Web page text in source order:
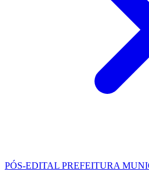
PÓS-EDITAL PREFEITURA